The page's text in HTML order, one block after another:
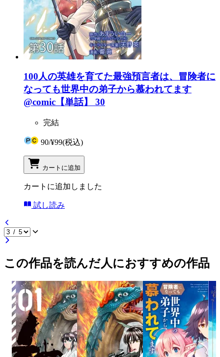
100人の英雄を育てた最強預言者は、冒険者に
なっても世界中の弟子から慕われてます
@comic【単話】 30
完結
90/¥99(税込)
カートに追加
カートに追加しました
試し読み
この作品を読んだ人におすすめの作品